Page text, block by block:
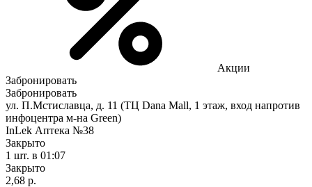
Акции
Забронировать
Забронировать
ул. П.Мстиславца, д. 11 (ТЦ Dana Mall, 1 этаж, вход напротив
инфоцентра м-на Green)
InLek Аптека №38
Закрыто
1 шт. в 01:07
Закрыто
2,68 р.